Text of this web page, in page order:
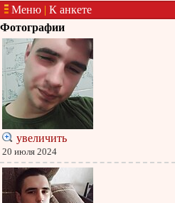
Меню | К анкете
Фотографии
увеличить
20 июля 2024